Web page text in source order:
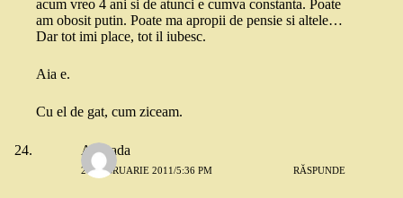
acum vreo 4 ani si de atunci e cumva constanta. Poate
am obosit putin. Poate ma apropii de pensie si altele…
Dar tot imi place, tot il iubesc.
Aia e.
Cu el de gat, cum ziceam.
Andrada
27 FEBRUARIE 2011/5:36 PM RĂSPUNDE